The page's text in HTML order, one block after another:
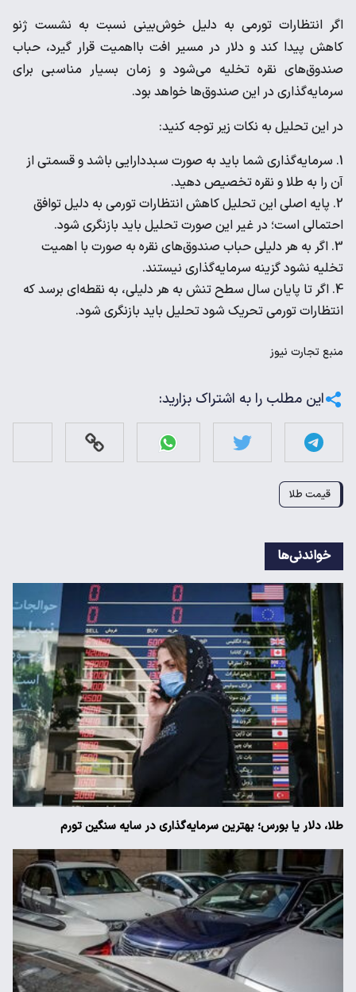
اگر انتظارات تورمی به دلیل خوش‌بینی نسبت به نشست ژنو
کاهش پیدا کند و دلار در مسیر افت بااهمیت قرار گیرد، حباب
صندوق‌های نقره تخلیه می‌شود و زمان بسیار مناسبی برای
سرمایه‌گذاری در این صندوق‌ها خواهد بود.
در این تحلیل به نکات زیر توجه کنید:
سرمایه‌گذاری شما باید به صورت سبددارایی باشد و قسمتی از
آن را به طلا و نقره تخصیص دهید.
پایه اصلی این تحلیل کاهش انتظارات تورمی به دلیل توافق
احتمالی است؛ در غیر این‌ صورت تحلیل باید بازنگری شود.
اگر به هر دلیلی حباب صندوق‌های نقره به صورت با اهمیت
تخلیه نشود گزینه سرمایه‌گذاری نیستند.
اگر تا پایان سال سطح تنش به هر دلیلی، به نقطه‌ای برسد که
انتظارات تورمی تحریک شود تحلیل باید بازنگری شود.
منبعتجارت نیوز
این مطلب را به اشتراک بزارید:
قیمت طلا
خواندنی‌ها
طلا، دلار یا بورس؛ بهترین سرمایه‌گذاری در سایه سنگین تورم